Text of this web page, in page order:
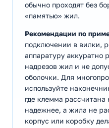
обычно проходят без
«памятью» жил.
Рекомендации по
подключении в вилки,
аппаратуру аккуратно
надрезов жил и не
оболочки. Для
используйте
где клемма рассчитана
надежнее, а жила не
корпус или коробку